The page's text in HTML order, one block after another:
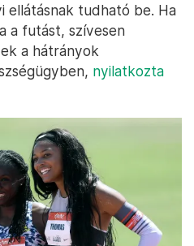
ellátásnak tudható be. Ha
a futást, szívesen
a hátrányok
nyilatkozta